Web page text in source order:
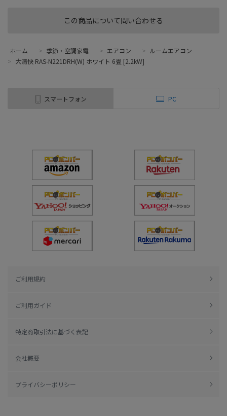
この商品について問い合わせる
ホーム > 季節・空調家電 > エアコン > ルームエアコン
> 大清快 RAS-N221DRH(W) ホワイト 6畳 [2.2kW]
スマートフォン PC
ご利用規約
ご利用ガイド
特定商取引法に基づく表記
会社概要
プライバシーポリシー